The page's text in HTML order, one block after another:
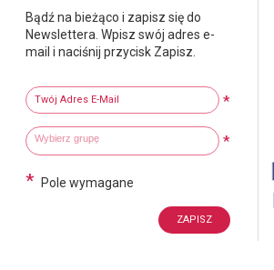
Bądź na bieżąco i zapisz się do
Newslettera. Wpisz swój adres e-
mail i naciśnij przycisk Zapisz.
Twój adres e-mail
*
Wybierz grupy tematyczne *
Wpisz wyszukiwaną fraze
* Pole wymagane